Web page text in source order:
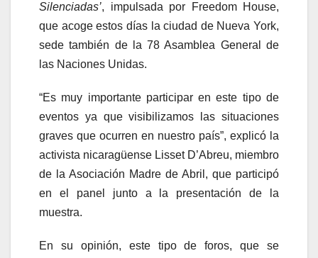
Silenciadas’, impulsada por Freedom House,
que acoge estos días la ciudad de Nueva York,
sede también de la 78 Asamblea General de
las Naciones Unidas.
“Es muy importante participar en este tipo de
eventos ya que visibilizamos las situaciones
graves que ocurren en nuestro país”, explicó la
activista nicaragüense Lisset D’Abreu, miembro
de la Asociación Madre de Abril, que participó
en el panel junto a la presentación de la
muestra.
En su opinión, este tipo de foros, que se